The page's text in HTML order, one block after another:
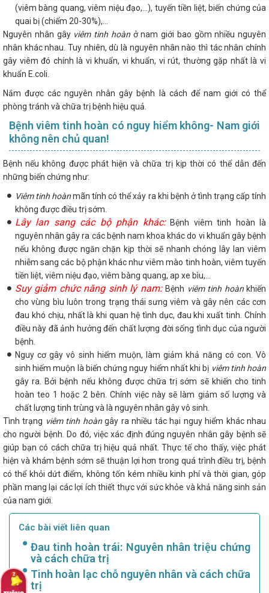
(viêm bàng quang, viêm niệu đạo,…), tuyến tiền liệt, biến chứng của
quai bị (chiếm 20-30%),…
Nguyên nhân gây viêm tinh hoànở nam giới bao gồm nhiều nguyên
nhân khác nhau. Tuy nhiên, dù là nguyên nhân nào thì tác nhân chính
gây viêm đó chính là vi khuẩn, vi khuẩn, vi rút, thường gặp nhất là vi
khuẩn E.coli.
Nắm được các nguyên nhân gây bệnh là cách để nam giới có thể
phòng tránh và chữa trị bệnh hiệu quả.
Bệnh viêm tinh hoàn có nguy hiểm không- Nam giới
không nên chủ quan!
Bệnh nếu không được phát hiện và chữa trị kịp thời có thể dẫn đến
những biến chứng như:
Viêm tinh hoànmãn tính có thể xảy ra khi bệnh ở tình trạng cấp tính
không được điều trị sớm.
Lây lan sang các bộ phận khác:Bệnh viêm tinh hoàn là
nguyên nhân gây ra các bệnh nam khoa khác do vi khuẩn gây bệnh
nếu không được ngăn chặn kịp thời sẽ nhanh chóng lây lan viêm
nhiễm sang các bộ phận khác như viêm mào tinh hoàn, viêm tuyến
tiền liệt, viêm niệu đạo, viêm bàng quang, ap xe bìu,…
Suy giảm chức năng sinh lý nam:Bệnh viêm tinh hoànkhiến
cho vùng bìu luôn trong trạng thái sưng viêm và gây nên các cơn
đau khó chịu, nhất là khi quan hệ tình dục, đau khi xuất tinh. Chính
điều này đã ảnh hưởng đến chất lượng đời sống tình dục của người
bệnh.
Nguy cơ gây vô sinh hiếm muộn, làm giảm khả năng có con. Vô
sinh hiếm muộn là biến chứng nguy hiểm nhất khi bị viêm tinh hoàn
gây ra. Bởi bệnh nếu không được chữa trị sớm sẽ khiến cho tinh
hoàn teo 1 hoặc 2 bên. Chính việc này sẽ làm giảm số lượng và
chất lượng tinh trùng và là nguyên nhân gây vô sinh.
Tình trạng viêm tinh hoàngây ra nhiều tác hại nguy hiểm khác nhau
cho người bệnh. Do đó, việc xác định đúng nguyên nhân gây bệnh sẽ
giúp bạn có cách chữa trị hiệu quả nhất. Thực tế cho thấy, việc phát
hiện và khám bệnh sớm sẽ thuận lợi hơn trong quá trình điều trị, bệnh
có thể khỏi dứt điểm, không tốn kém nhiều kinh phí và thời gian, góp
phần mang lại các lợi ích thiết thực với sức khỏe và khả năng sinh sản
của nam giới.
Các bài viết liên quan
Đau tinh hoàn trái: Nguyên nhân triệu chứng
và cách chữa trị
Tinh hoàn lạc chỗ nguyên nhân và cách chữa
trị